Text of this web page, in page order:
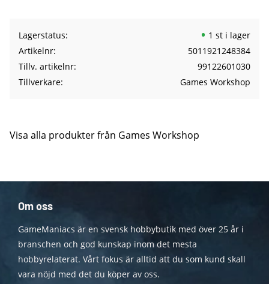
Lagerstatus
1 st i lager
Artikelnr
5011921248384
Tillv. artikelnr
99122601030
Tillverkare
Games Workshop
Visa alla produkter från Games Workshop
Om oss
GameManiacs är en svensk hobbybutik med över 25 år i
branschen och god kunskap inom det mesta
hobbyrelaterat. Vårt fokus är alltid att du som kund skall
vara nöjd med det du köper av oss.